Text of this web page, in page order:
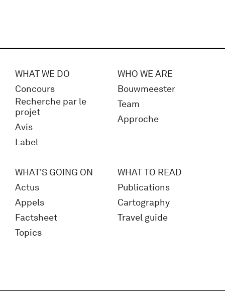
WHAT WE DO
Concours
Recherche par le
projet
Avis
Label
WHO WE ARE
Bouwmeester
Team
Approche
WHAT'S GOING ON
Actus
Appels
Factsheet
Topics
WHAT TO READ
Publications
Cartography
Travel guide